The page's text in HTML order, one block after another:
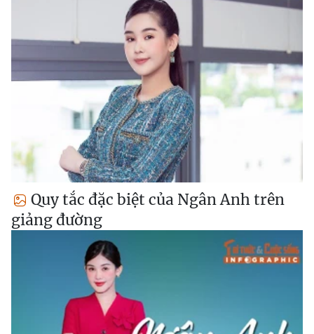
Quy tắc đặc biệt của Ngân Anh trên
giảng đường